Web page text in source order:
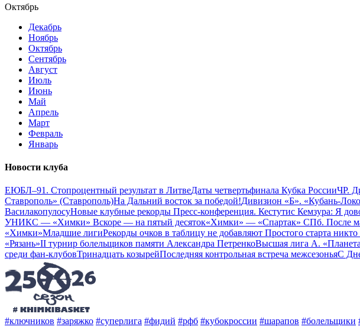
Октябрь
Декабрь
Ноябрь
Октябрь
Сентябрь
Август
Июль
Июнь
Май
Апрель
Март
Февраль
Январь
Новости клуба
ЕЮБЛ–91. Стопроцентный результат в ЛитвеДаты четвертьфинала Кубка РоссииЧР.
Ставрополь» (Ставрополь)На Дальний восток за победой!Дивизион «Б». «Кубань-
ВасилакопулосуНовые клубные рекорды Пресс-конференция. Кестутис Кемзура: Я
УНИКС — «Химки» Вскоре — на пятый десяток«Химки» — «Спартак» СПб. После
«Химки»Младшие лигиРекорды очков в таблицу не добавляют Простого старта
«Рязань»II турнир болельщиков памяти Александра ПетренкоВысшая лига А.
среди фан-клубовТринадцать козырейПоследняя контрольная встреча межсезоньяС
#ключников #заряжко #суперлига #фидий #рфб #кубокроссии #шарапов #болельщики